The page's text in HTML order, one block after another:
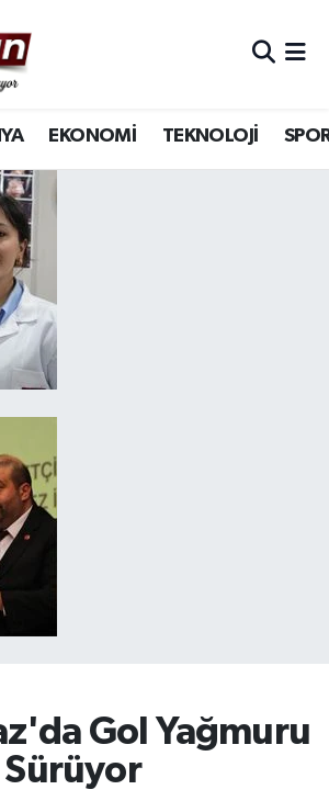
EKONOMİ TEKNOLOJİ
Gol Yağmuru
Durumu ve Fikstür